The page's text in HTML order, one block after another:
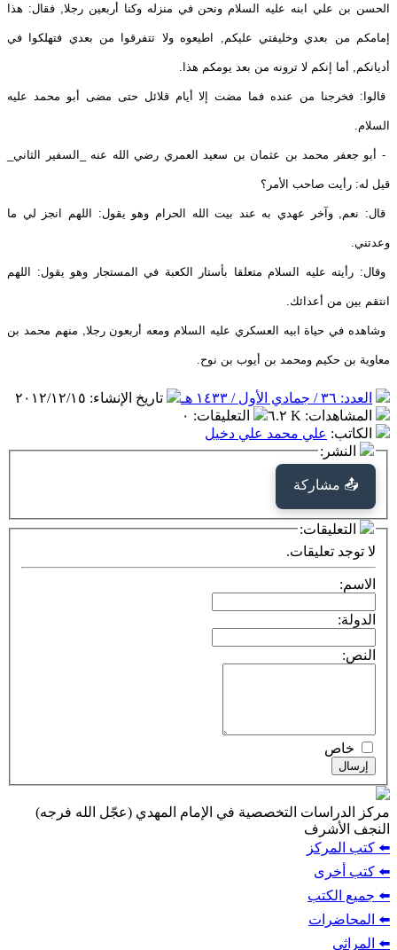
الحسن بن علي ابنه عليه السلام ونحن في منزله وكنا أربعين رجلا, فقال: هذا
إمامكم من بعدي وخليفتي عليكم, اطيعوه ولا تتفرقوا من بعدي فتهلكوا في
أديانكم, أما إنكم لا ترونه من بعد يومكم هذا.
قالوا: فخرجنا من عنده فما مضت إلا أيام قلائل حتى مضى أبو محمد عليه
السلام.
- أبو جعفر محمد بن عثمان بن سعيد العمري رضي الله عنه _السفير الثاني_
قيل له: رأيت صاحب الأمر؟
قال: نعم, وآخر عهدي به عند بيت الله الحرام وهو يقول: اللهم انجز لي ما
وعدتني.
وقال: رأيته عليه السلام متعلقا بأستار الكعبة في المستجار وهو يقول: اللهم
انتقم بين من أعدائك.
وشاهده في حياة ابيه العسكري عليه السلام ومعه أربعون رجلا, منهم محمد بن
معاوية بن حكيم ومحمد بن أيوب بن نوح.
العدد: ٣٦ / جمادي الأول / ١٤٣٣ هـ تاريخ الإنشاء: ٢٠١٢/١٢/١٥
المشاهدات: ٦.٢ K التعليقات: ٠
الكاتب: علي محمد علي دخيل
النشر:
📤 مشاركة
التعليقات:
لا توجد تعليقات.
الاسم:
الدولة:
النص:
خاص
إرسال
مركز الدراسات التخصصية في الإمام المهدي (عجّل الله فرجه)
النجف الأشرف
⬅️ كتب المركز
⬅️ كتب أخرى
⬅️ جميع الكتب
⬅️ المحاضرات
⬅️ المراثي